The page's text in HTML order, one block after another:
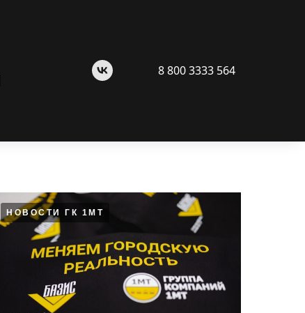
8 800 3333 564
НОВОСТИ ГК 1МТ